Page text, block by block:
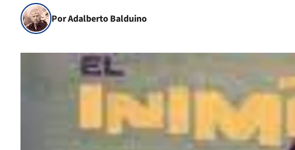
Por Adalberto Balduino